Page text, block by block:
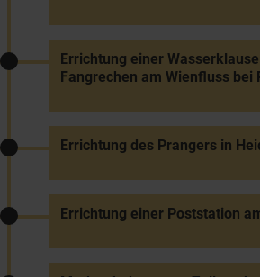
Errichtung einer
Fangrechen am Wienfluss bei
Errichtung des Prangers in
Errichtung einer Poststation